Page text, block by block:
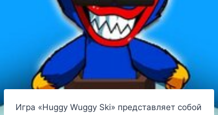
Игра «Huggy Wuggy Ski» представляет собой